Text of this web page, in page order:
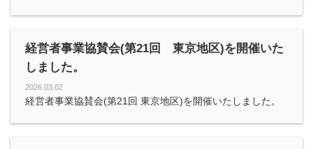
経営者事業協賛会(第21回 東京地区)を開催いた
しました。
2026.03.02
経営者事業協賛会(第21回 東京地区)を開催いたしました。